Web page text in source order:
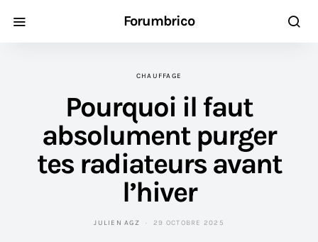
Forumbrico
CHAUFFAGE
Pourquoi il faut
absolument purger
tes radiateurs avant
l’hiver
JULIEN AGZ 29 OCTOBRE 2025